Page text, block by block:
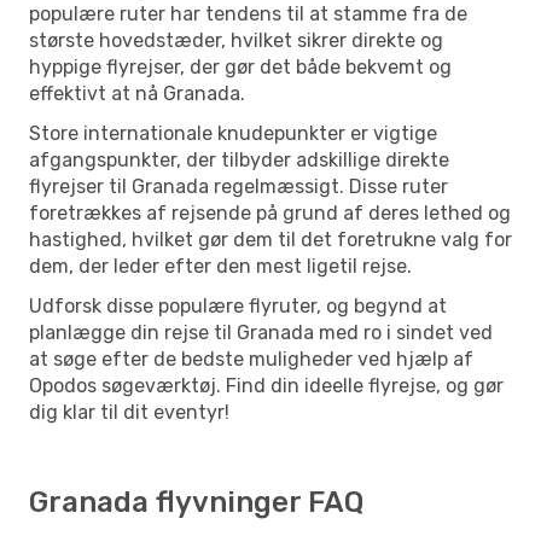
populære ruter har tendens til at stamme fra de
største hovedstæder, hvilket sikrer direkte og
hyppige flyrejser, der gør det både bekvemt og
effektivt at nå Granada.
Store internationale knudepunkter er vigtige
afgangspunkter, der tilbyder adskillige direkte
flyrejser til Granada regelmæssigt. Disse ruter
foretrækkes af rejsende på grund af deres lethed og
hastighed, hvilket gør dem til det foretrukne valg for
dem, der leder efter den mest ligetil rejse.
Udforsk disse populære flyruter, og begynd at
planlægge din rejse til Granada med ro i sindet ved
at søge efter de bedste muligheder ved hjælp af
Opodos søgeværktøj. Find din ideelle flyrejse, og gør
dig klar til dit eventyr!
Granada flyvninger FAQ